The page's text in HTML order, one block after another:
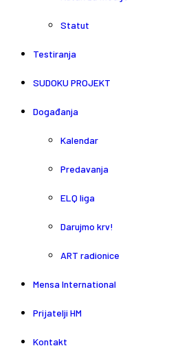
Statut
Testiranja
SUDOKU PROJEKT
Događanja
Kalendar
Predavanja
ELQ liga
Darujmo krv!
ART radionice
Mensa International
Prijatelji HM
Kontakt